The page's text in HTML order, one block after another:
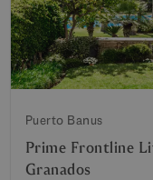
Puerto Banus
Prime Frontline
Granados